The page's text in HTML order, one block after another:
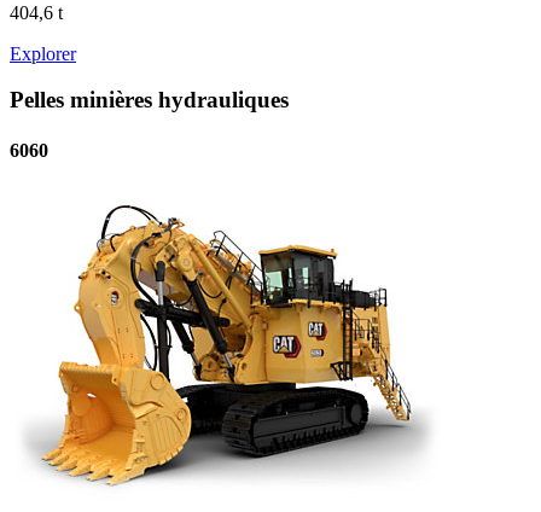
404,6 t
Explorer
Pelles minières hydrauliques
6060